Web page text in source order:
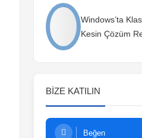
Windows’ta
Kesin Çözüm
BIZE KATILIN
Beğen